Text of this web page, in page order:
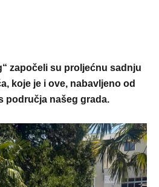
započeli su proljećnu sadnju
koje je i ove, nabavljeno od
područja našeg grada.